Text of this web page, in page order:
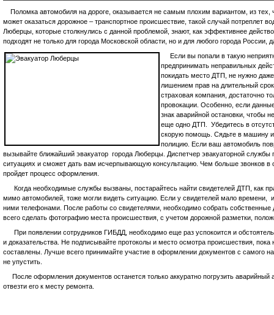
Поломка автомобиля на дороге, оказывается не самым плохим вариантом, из тех,
может оказаться дорожное – транспортное происшествие, такой случай потреплет
Люберцы, которые столкнулись с данной проблемой, знают, как эффективнее
подходят не только для города Московской области, но и для любого города
Если вы попали в такую
предпринимать неправильных
покидать место ДТП, не нужно
лишением прав на длительный
страховая компания, достаточно
провокации. Особенно, если
знак аварийной остановки, чтобы
еще одно ДТП. Убедитесь в
скорую помощь. Сядьте в машину и
полицию. Если ваш автомобиль
вызывайте ближайший эвакуатор города Люберцы. Диспетчер эвакуаторной
ситуациях и сможет дать вам исчерпывающую консультацию. Чем больше звонков
пройдет процесс оформления.
Когда необходимые службы вызваны, постарайтесь найти свидетелей ДТП, как
мимо автомобилей, тоже могли видеть ситуацию. Если у свидетелей мало времени,
ними телефонами. После работы со свидетелями, необходимо собрать собственные
всего сделать фотографию места происшествия, с учетом дорожной разметки,
При появлении сотрудников ГИБДД, необходимо еще раз успокоится и
и доказательства. Не подписывайте протоколы и место осмотра происшествия,
составлены. Лучше всего принимайте участие в оформлении документов с самого
не упустить.
После оформления документов останется только аккуратно погрузить
отвезти его к месту ремонта.